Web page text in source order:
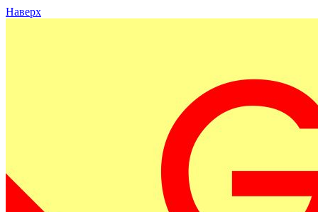
Наверх